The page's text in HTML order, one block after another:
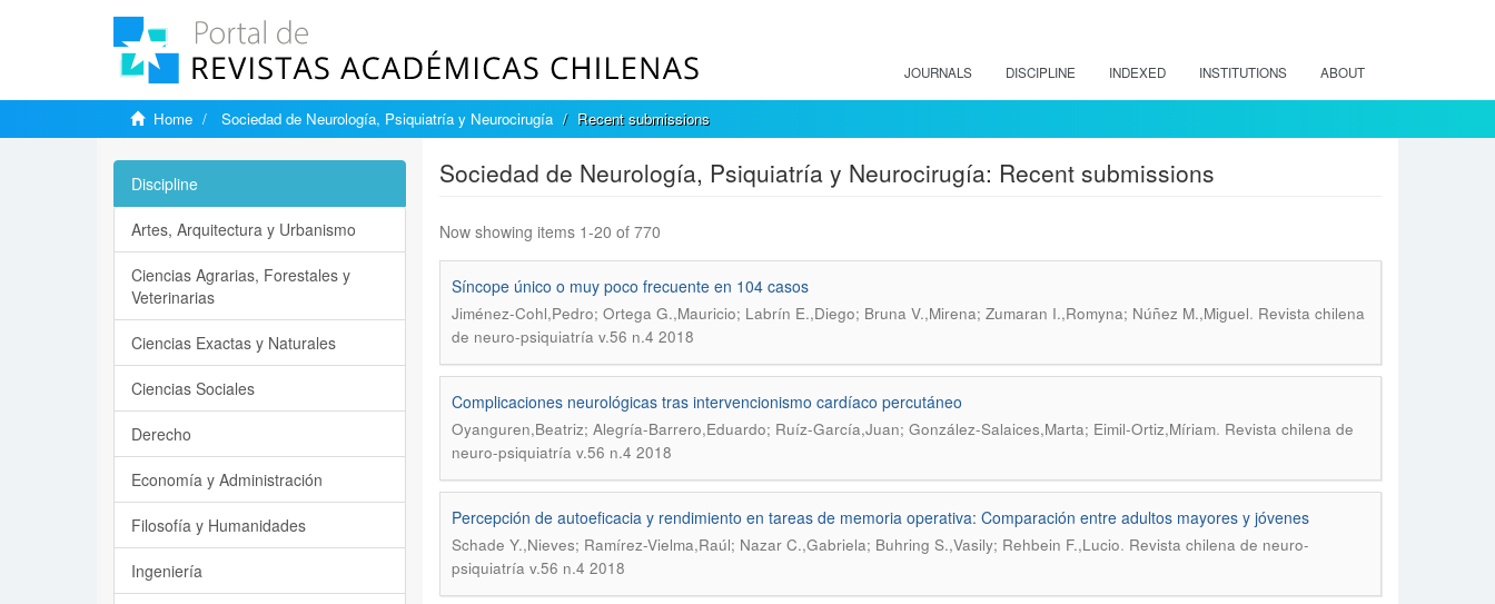
JOURNALS DISCIPLINE INDEXED INSTITUTIONS ABOUT
Home Sociedad de Neurología, Psiquiatría y Neurocirugía Recent submissions
Sociedad de Neurología, Psiquiatría y Neurocirugía: Recent submissions
Now showing items 1-20 of 770
Síncope único o muy poco frecuente en 104 casos
Jiménez-Cohl,Pedro; Ortega G.,Mauricio; Labrín E.,Diego; Bruna V.,Mirena; Zumaran I.,Romyna; Núñez M.,Miguel. Revista chilena
de neuro-psiquiatría v.56 n.4 2018
Complicaciones neurológicas tras intervencionismo cardíaco percutáneo
Oyanguren,Beatriz; Alegría-Barrero,Eduardo; Ruíz-García,Juan; González-Salaices,Marta; Eimil-Ortiz,Míriam. Revista chilena de
neuro-psiquiatría v.56 n.4 2018
Percepción de autoeficacia y rendimiento en tareas de memoria operativa: Comparación entre adultos mayores y jóvenes
Schade Y.,Nieves; Ramírez-Vielma,Raúl; Nazar C.,Gabriela; Buhring S.,Vasily; Rehbein F.,Lucio. Revista chilena de neuro-
psiquiatría v.56 n.4 2018
Discipline
Artes, Arquitectura y Urbanismo
Ciencias Agrarias, Forestales y
Veterinarias
Ciencias Exactas y Naturales
Ciencias Sociales
Derecho
Economía y Administración
Filosofía y Humanidades
Ingeniería